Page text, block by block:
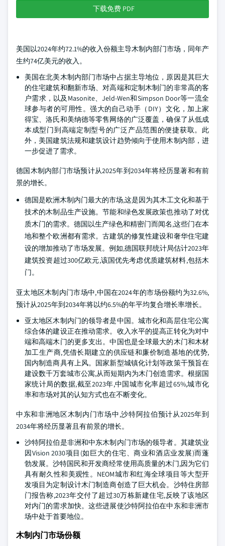
下载免费 PDF
美国以2024年约72.1%的收入份额主导木制内部门市场，同年产
生约74亿美元的收入。
美国在北美木制内部门市场中占据主导地位，原因是其巨大
的住宅建筑和翻新市场、对高端和定制木制门的非常高的客
户需求，以及Masonite、Jeld-Wen和Simpson Door等一流全
球参与者的可用性。强大的自己动手（DIY）文化，加上家
得宝、洛氏和美纳德等零售网络的广泛覆盖，确保了从低成
本成型门到高端定制型号的广泛产品范围的便捷获取。此
外，美国建筑法规和建筑设计趋势倾向于使用木制内部，进
一步促进了需求。
德国木制内部门市场预计从2025年到2034年将经历显著和有前
景的增长。
德国是欧洲木制内门最大的市场,这是因为其木工文化和基于
技术的木制品生产设施。节能和绿色发展政策也推动了对优
质木门的需求。德国以生产绿色和精密门而闻名,这些门在本
地和整个欧洲都有需求。古建筑的修复性建设和奢华住宅建
设的增加推动了市场发展。例如,德国联邦统计局估计2023年
建筑投资超过300亿欧元,该国优先考虑优质建筑材料,包括木
门。
亚太地区木制内门市场中,中国在2024年的市场份额约为32.6%,
预计从2025年到2034年将以约6.5%的年平均复合增长率增长。
亚太地区木制内门的领导者是中国。城市化和高层住宅公寓
综合体的建设正在推动需求。收入水平的提高正转化为对中
端和高端木门的更多支出。中国也是全球最大的木门和木材
加工生产商,凭借长期建立的供应链和廉价制造基地的优势,
国内制造商具有上风。国家新型城镇化计划等政策干预旨在
建设数千万套城市公寓,从而短期内为木门创造需求。根据国
家统计局的数据,截至2023年,中国城市化率超过65%,城市化
率和市场对其的认知方式也在不断变化。
中东和非洲地区木制内门市场中,沙特阿拉伯预计从2025年到
2034年将经历显著且有前景的增长。
沙特阿拉伯是非洲和中东木制内门市场的领导者。其建筑业
因Vision 2030项目(如巨大的住宅、商业和酒店业发展)而蓬
勃发展。沙特国民和开发商经常使用高质量的木门,因为它们
具有耐久性和美观性。NEOM城市和红海全球项目等大型开
发项目为定制设计木门制造商创造了巨大机会。沙特住房部
门报告称,2023年交付了超过30万栋新建住宅,反映了该地区
对内门的需求加快。这些进展使沙特阿拉伯在中东和非洲市
场中处于首要地位。
木制内门市场份额